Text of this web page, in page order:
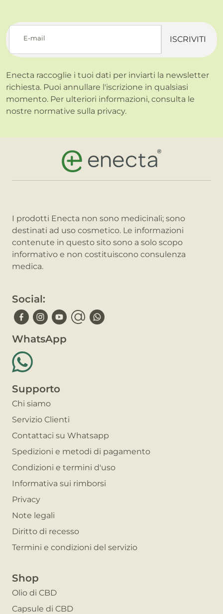
E-mail ISCRIVITI
Enecta raccoglie i tuoi dati per inviarti la newsletter
richiesta. Puoi annullare l'iscrizione in qualsiasi
momento. Per ulteriori informazioni, consulta le
nostre normative sulla privacy.
I prodotti Enecta non sono medicinali; sono
destinati ad uso cosmetico. Le informazioni
contenute in questo sito sono a solo scopo
informativo e non costituiscono consulenza
medica.
Social:
WhatsApp
Supporto
Chi siamo
Servizio Clienti
Contattaci su Whatsapp
Spedizioni e metodi di pagamento
Condizioni e termini d'uso
Informativa sui rimborsi
Privacy
Note legali
Diritto di recesso
Termini e condizioni del servizio
Shop
Olio di CBD
Capsule di CBD